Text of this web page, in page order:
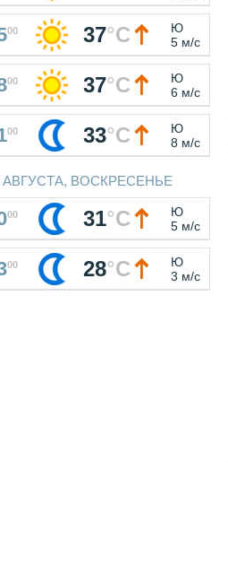
00 37°C
Ю
5 м/с
00 37°C
Ю
6 м/с
00 33°C
Ю
8 м/с
АВГУСТА, ВОСКРЕСЕНЬЕ
00 31°C
Ю
5 м/с
00 28°C
Ю
3 м/с